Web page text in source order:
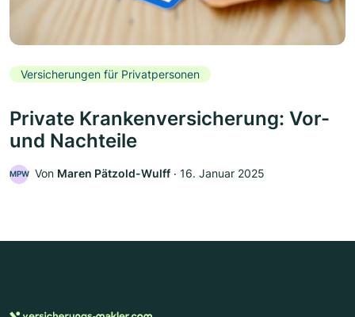
Versicherungen für Privatpersonen
Private Krankenversicherung: Vor-
und Nachteile
MPW Von Maren Pätzold-Wulff ‧ 16. Januar 2025